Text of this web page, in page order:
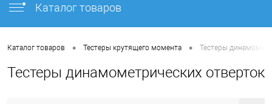
Каталог товаров
Каталог товаров • Тестеры крутящего момента • Тестеры
Тестеры динамометрических отверток